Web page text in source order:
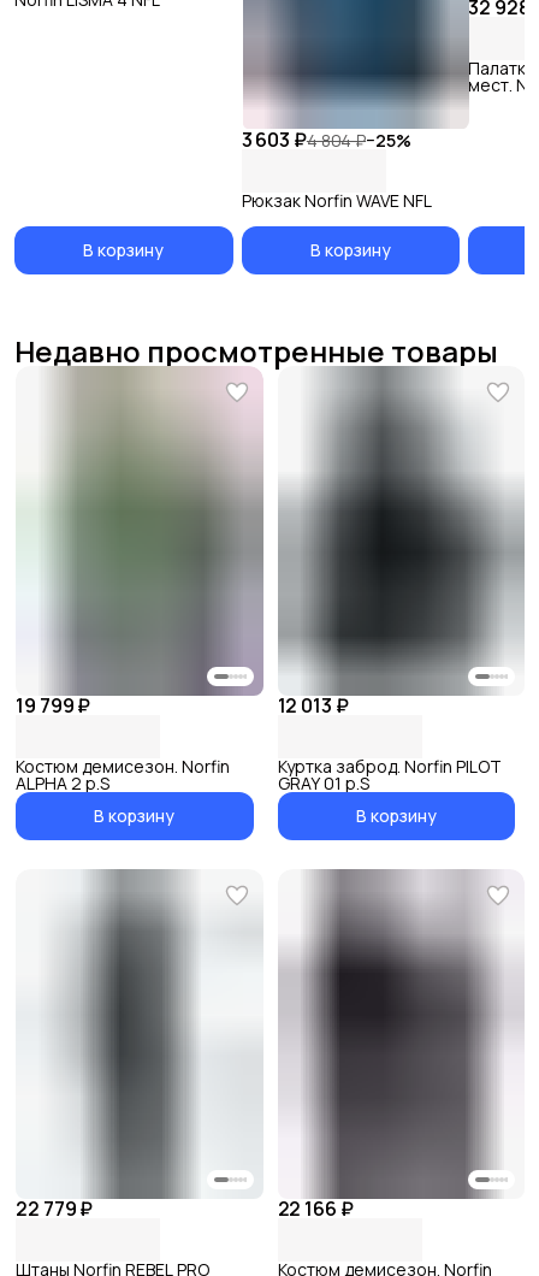
В корзину
3 603 ₽4 804 ₽−25%
Рюкзак Norfin WAVE NFL
В корзину
32 928
мест.
Недавно просмотренные товары
19 799 ₽
Костюм демисезон. Norfin
ALPHA 2 р.S
В корзину
12 013 ₽
Куртка заброд. Norfin PILOT
GRAY 01 р.S
В корзину
22 779 ₽
Штаны Norfin REBEL PRO
22 166 ₽
Костюм демисезон. Norfin